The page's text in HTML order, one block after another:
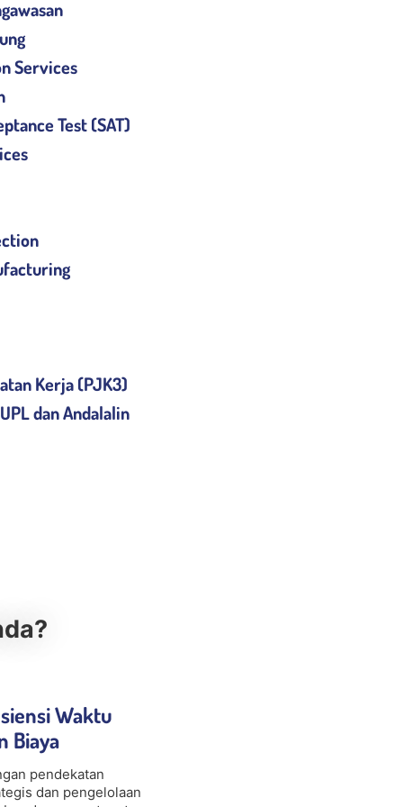
Services
Test (SAT)
Kerja (PJK3)
dan Andalalin
Waktu
Biaya
pendekatan
dan pengelolaan